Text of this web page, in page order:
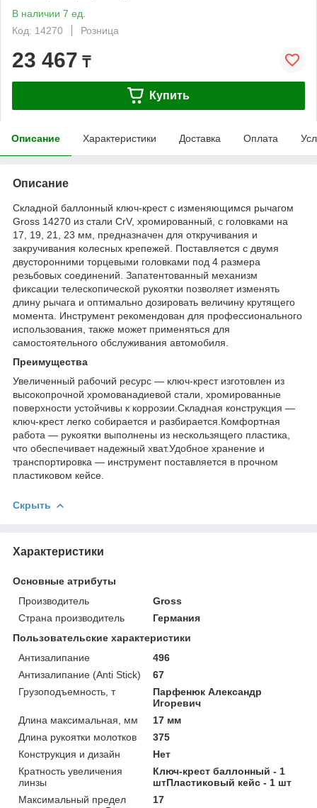
В наличии 7 ед.
Код: 14270
Розница
23 467 ₸
Купить
Описание Характеристики Доставка Оплата
Описание
Складной баллонный ключ-крест с изменяющимся рычагом
Gross 14270 из стали CrV, хромированный, с головками на
17, 19, 21, 23 мм, предназначен для откручивания и
закручивания колесных крепежей. Поставляется с двумя
двусторонними торцевыми головками под 4 размера
резьбовых соединений. Запатентованный механизм
фиксации телескопической рукоятки позволяет изменять
длину рычага и оптимально дозировать величину крутящего
момента. Инструмент рекомендован для профессионального
использования, также может применяться для
самостоятельного обслуживания автомобиля.
Преимущества
Увеличенный рабочий ресурс — ключ-крест изготовлен из
высокопрочной хромованадиевой стали, хромированные
поверхности устойчивы к коррозии.Складная конструкция —
ключ-крест легко собирается и разбирается.Комфортная
работа — рукоятки выполнены из нескользящего пластика,
что обеспечивает надежный хват.Удобное хранение и
транспортировка — инструмент поставляется в прочном
пластиковом кейсе.
Скрыть
Характеристики
Основные атрибуты
Производитель
Gross
Страна производитель
Германия
Пользовательские характеристики
Антизалипание
496
Антизалипание (Anti Stick)
67
Грузоподъемность, т
Парфенюк Александр
Игоревич
Длина максимальная, мм
17 мм
Длина рукоятки молотков
375
Конструкция и дизайн
Нет
Кратность увеличения
линзы
Ключ-крест баллонный - 1
штПластиковый кейс - 1 шт
Максимальный предел
17